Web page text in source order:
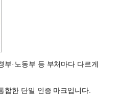
부·노동부 등 부처마다 다르게
합한 단일 인증 마크입니다.